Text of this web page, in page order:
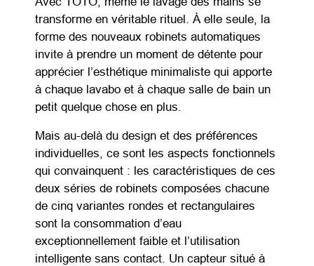
transforme en véritable rituel. À elle seule, la
forme des nouveaux robinets automatiques
invite à prendre un moment de détente pour
apprécier l’esthétique minimaliste qui apporte
à chaque lavabo et à chaque salle de bain un
petit quelque chose en plus.
Mais au-delà du design et des préférences
individuelles, ce sont les aspects fonctionnels
qui convainquent : les caractéristiques de ces
deux séries de robinets composées chacune
de cinq variantes rondes et rectangulaires
sont la consommation d’eau
exceptionnellement faible et l’utilisation
intelligente sans contact. Un capteur situé à